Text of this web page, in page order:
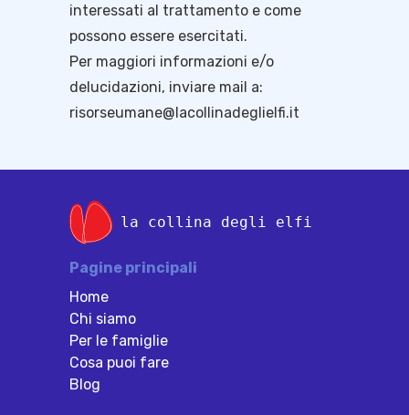
interessati al trattamento e come
possono essere esercitati.
Per maggiori informazioni e/o
delucidazioni, inviare mail a:
risorseumane@lacollinadeglielfi.it
la collina degli elfi
Pagine principali
Home
Chi siamo
Per le famiglie
Cosa puoi fare
Blog